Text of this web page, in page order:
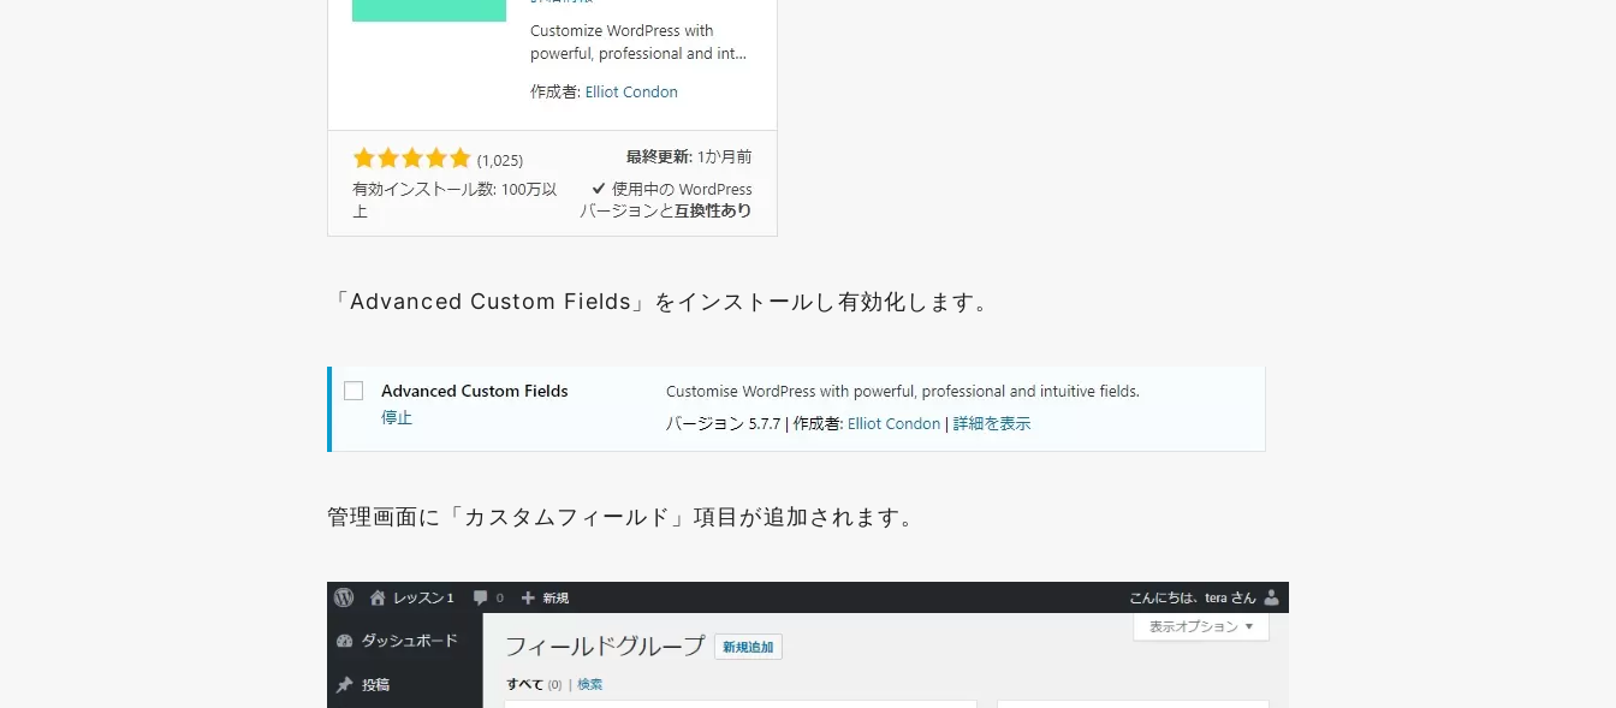
「Advanced Custom Fields」をインストールし有効化します。
管理画面に「カスタムフィールド」項目が追加されます。